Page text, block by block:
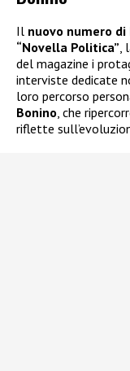
Il nuovo numero
“Novella Politica”,
del magazine i
interviste dedicate
loro percorso
Bonino, che
riflette